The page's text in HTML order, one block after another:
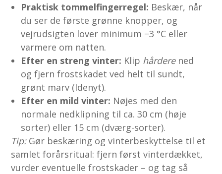
Praktisk tommelfingerregel: Beskær, når
du ser de første grønne knopper, og
vejrudsigten lover minimum −3 °C eller
varmere om natten.
Efter en streng vinter: Klip hårderened
og fjern frostskadet ved helt til sundt,
grønt marv (Idenyt).
Efter en mild vinter: Nøjes med den
normale nedklipning til ca. 30 cm (høje
sorter) eller 15 cm (dværg-sorter).
Tip:Gør beskæring og vinterbeskyttelse til et
samlet forårsritual: fjern først vinterdækket,
vurder eventuelle frostskader – og tag så